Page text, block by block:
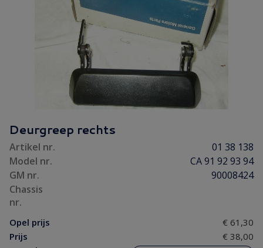
Deurgreep rechts
Artikel nr.
01 38 138
Model nr.
CA 91 92 93 94
GM nr.
90008424
Chassis
nr.
Opel prijs
€ 61,30
Prijs
€ 38,00